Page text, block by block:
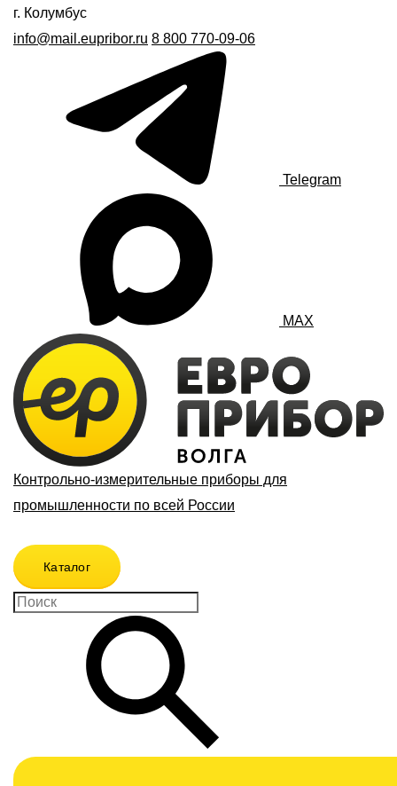
г. Колумбус
info@mail.eupribor.ru 8 800 770-09-06
Telegram
MAX
Контрольно-измерительные приборы для
промышленности по всей России
Каталог